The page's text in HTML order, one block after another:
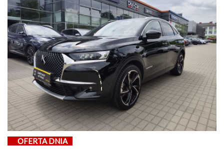
OFERTA DNIA